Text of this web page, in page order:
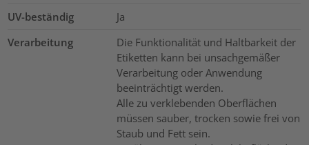
UV-beständig
Ja
Verarbeitung
Die Funktionalität und Haltbarkeit der
Etiketten kann bei unsachgemäßer
Verarbeitung oder Anwendung
beeinträchtigt werden.
Alle zu verklebenden Oberflächen
müssen sauber, trocken sowie frei von
Staub und Fett sein.